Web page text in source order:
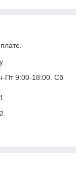
Пт 9:00-18:00. Сб